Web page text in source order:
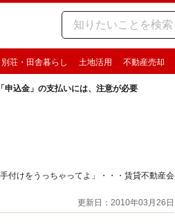
別荘・田舎暮らし 土地活用 不動産売却
「申込金」の支払いには、注意が必要
付けをうっちゃってよ」・・・賃貸不動産会
更新日：2010年03月26日